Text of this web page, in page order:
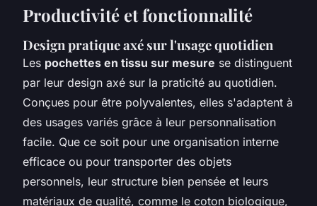
Productivité et fonctionnalité
Design pratique axé sur l'usage quotidien
Les pochettes en tissu sur mesure se distinguent
par leur design axé sur la praticité au quotidien.
Conçues pour être polyvalentes, elles s'adaptent à
des usages variés grâce à leur personnalisation
facile. Que ce soit pour une organisation interne
efficace ou pour transporter des objets
personnels, leur structure bien pensée et leurs
matériaux de qualité, comme le coton biologique,